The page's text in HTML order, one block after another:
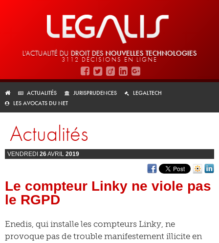
L'ACTUALITÉ DU DROIT DES NOUVELLES TECHNOLOGIES
3112 DÉCISIONS EN LIGNE
ACTUALITÉS JURISPRUDENCES
LEGALTECH
LES AVOCATS DU NET
Actualités
VENDREDI 26AVRIL 2019
Le compteur Linky ne viole pas
le RGPD
Enedis, qui installe les compteurs Linky, ne
provoque pas de trouble manifestement illicite en